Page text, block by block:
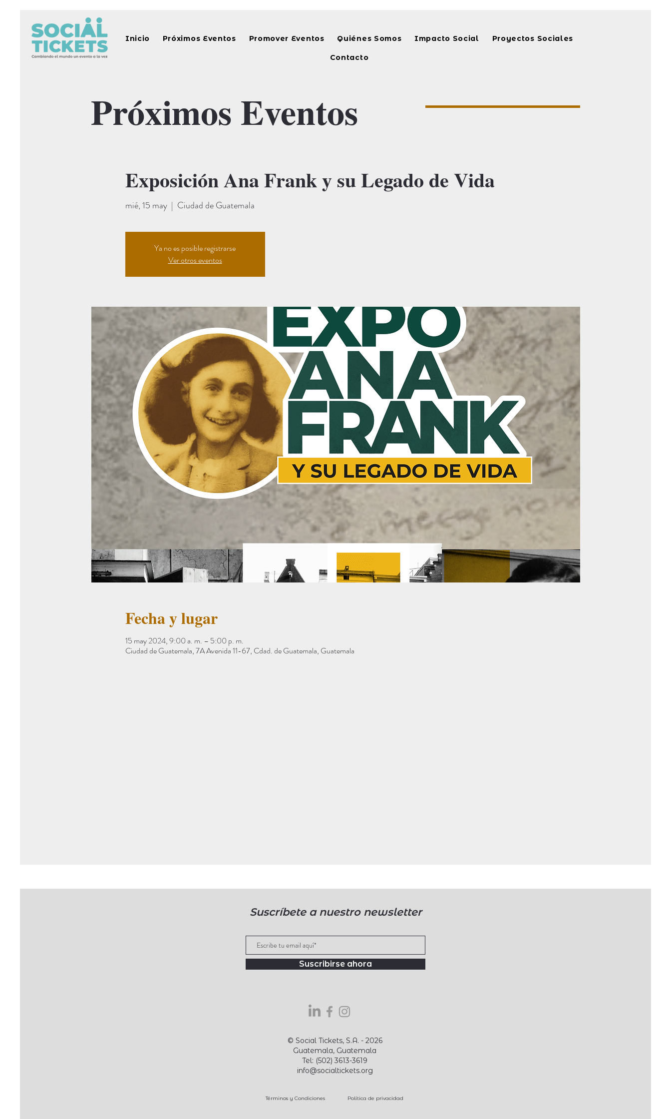
Inicio Próximos Eventos Promover Eventos Quiénes Somos Impacto Social Proyectos Sociales
Contacto
Próximos Eventos
Exposición Ana Frank y su Legado de Vida
mié, 15 may
  |
Ciudad de Guatemala
Ya no es posible registrarse
Ver otros eventos
Fecha y lugar
15 may 2024, 9:00 a. m. – 5:00 p. m.
Ciudad de Guatemala, 7A Avenida 11-67, Cdad. de Guatemala, Guatemala
Suscríbete a nuestro newsletter
Suscribirse ahora
© Social Tickets, S.A. - 2026
Guatemala, Guatemala
Tel: (502) 3613-3619
info@socialtickets.org
Términos y Condiciones Política de privacidad